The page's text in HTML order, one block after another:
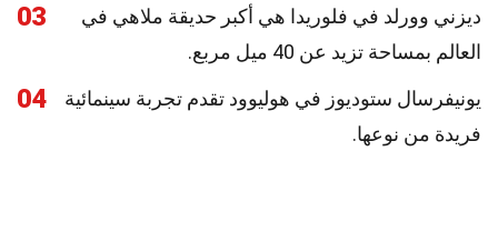
03
ديزني وورلد في فلوريدا هي أكبر حديقة ملاهي في
العالم بمساحة تزيد عن 40 ميل مربع.
04
يونيفرسال ستوديوز في هوليوود تقدم تجربة سينمائية
فريدة من نوعها.